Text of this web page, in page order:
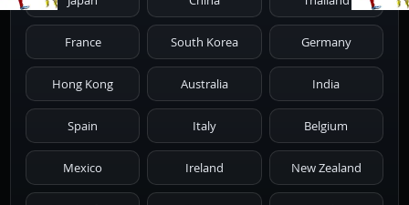
1981 1980 1979 1978 1977
1976 1975 1974 1973 1972
1971 1970 1969 1968 1967
1966 1965 1964 1963 1962
1959 1955
France South Korea Germany
Hong Kong Australia India
Spain Italy Belgium
Mexico Ireland New Zealand